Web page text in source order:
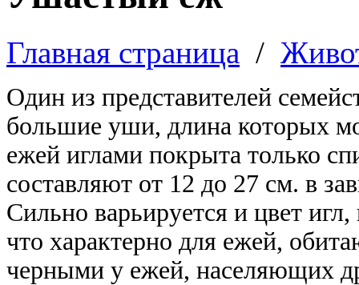
Главная страница /
Один из представителей
большие уши, длина которых
ежей иглами покрыта только
составляют от 12 до 27 см. в
Сильно варьируется и цвет
что характерно для ежей,
черными у ежей, населяющих